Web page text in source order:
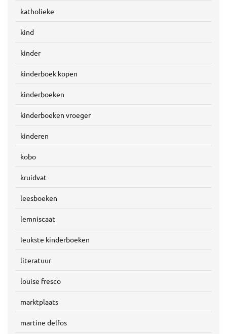
katholieke
kind
kinder
kinderboek kopen
kinderboeken
kinderboeken vroeger
kinderen
kobo
kruidvat
leesboeken
lemniscaat
leukste kinderboeken
literatuur
louise fresco
marktplaats
martine delfos